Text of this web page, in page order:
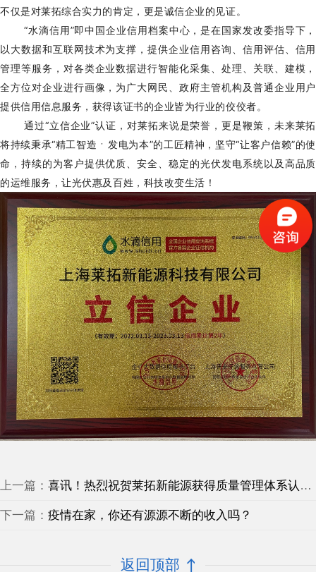
不仅是对莱拓综合实力的肯定，更是诚信企业的见证。
“水滴信用”即中国企业信用档案中心，是在国家发改委指导下，
以大数据和互联网技术为支撑，提供企业信用咨询、信用评估、信用
管理等服务，对各类企业数据进行智能化采集、处理、关联、建模，
全方位对企业进行画像，为广大网民、政府主管机构及普通企业用户
提供信用信息服务，获得该证书的企业皆为行业的佼佼者。
通过“立信企业”认证，对莱拓来说是荣誉，更是鞭策，未来莱拓
将持续秉承“精工智造 ㆍ 发电为本”的工匠精神，坚守“让客户信赖”的使
命，持续的为客户提供优质、安全、稳定的光伏发电系统以及高品质
的运维服务，让光伏惠及百姓，科技改变生活！
上一篇： 喜讯！热烈祝贺莱拓新能源获得质量管理体系认证证书和环境管理体系认证证书！
下一篇： 疫情在家，你还有源源不断的收入吗？
返回顶部